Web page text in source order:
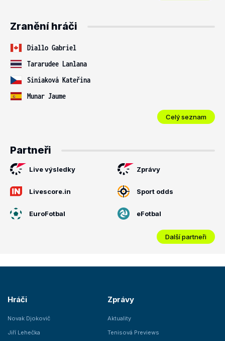
Zranění hráči
Diallo Gabriel
Tararudee Lanlana
Siniaková Kateřina
Munar Jaume
Celý seznam
Partneři
Live výsledky Zprávy
Livescore.in Sport odds
EuroFotbal eFotbal
Další partneři
Hráči
Novak Djokovič
Jiří Lehečka
Zprávy
Aktuality
Tenisová Previews